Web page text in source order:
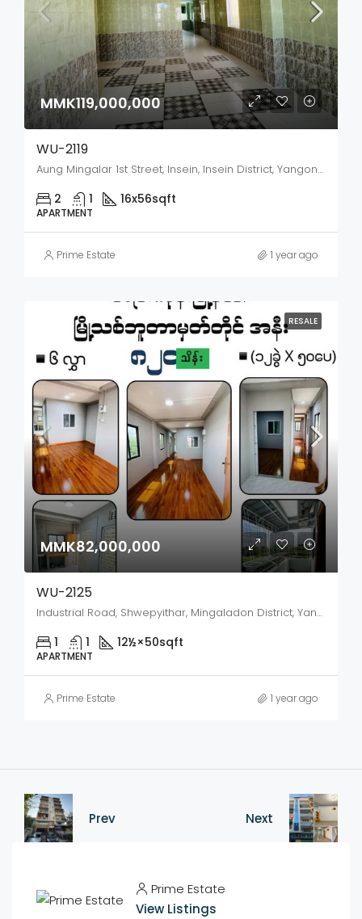
MMK119,000,000
WU-2119
Aung Mingalar 1st Street, Insein, Insein District, Yangon City, Yangon, 11111, Myanmar
2 1 16x56sqft
APARTMENT
Prime Estate 1 year ago
RESALE
MMK82,000,000
WU-2125
Industrial Road, Shwepyithar, Mingaladon District, Yangon City, Yangon, 11411, Myanmar
1 1 12½×50sqft
APARTMENT
Prime Estate 1 year ago
Prev Next
Prime Estate
View Listings